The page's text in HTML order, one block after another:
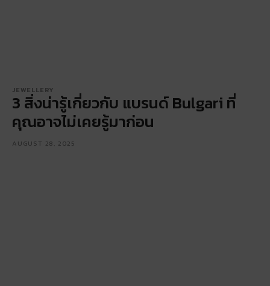
JEWELLERY
3 สิ่งน่ารู้เกี่ยวกับ แบรนด์ Bulgari ที่
คุณอาจไม่เคยรู้มาก่อน
AUGUST 28, 2025